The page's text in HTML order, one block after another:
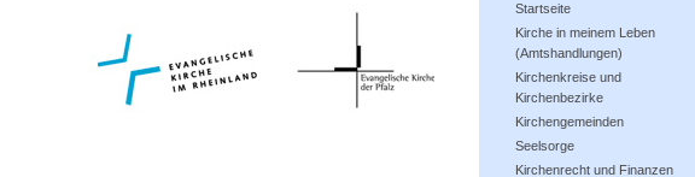
Startseite
Kirche in meinem Leben
(Amtshandlungen)
Kirchenkreise und
Kirchenbezirke
Kirchengemeinden
Seelsorge
Kirchenrecht und Finanzen